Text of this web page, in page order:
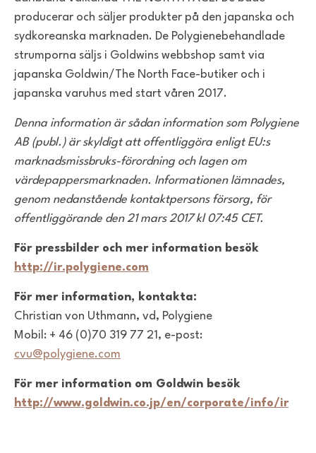
producerar och säljer produkter på den japanska och
sydkoreanska marknaden. De Polygienebehandlade
strumporna säljs i Goldwins webbshop samt via
japanska Goldwin/The North Face-butiker och i
japanska varuhus med start våren 2017.
Denna information är sådan information som Polygiene
AB (publ.) är skyldigt att offentliggöra enligt EU:s
marknadsmissbruks-förordning och lagen om
värdepappers­marknaden. Informationen lämnades,
genom nedanstående kontaktpersons försorg, för
offentliggörande den 21 mars 2017 kl 07:45 CET.
För pressbilder och mer information besök
http://ir.polygiene.com
För mer information, kontakta:
Christian von Uthmann, vd, Polygiene
Mobil: + 46 (0)70 319 77 21, e-post:
cvu@polygiene.com
För mer information om Goldwin besök
http://www.goldwin.co.jp/en/corporate/info/ir